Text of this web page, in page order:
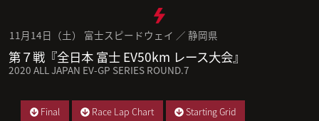
11月14日（土） 富士スピードウェイ ／ 静岡県
第７戦『全日本 富士 EV50km レース大会』
2020 ALL JAPAN EV-GP SERIES ROUND.7
Final Race Lap Chart
Starting Grid